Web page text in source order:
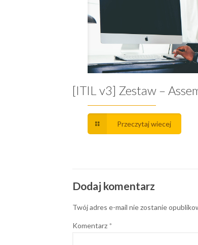
[ITIL v3] Zestaw –
Przeczytaj wiecej
Dodaj komentarz
Twój adres e-mail nie zostanie
Komentarz *